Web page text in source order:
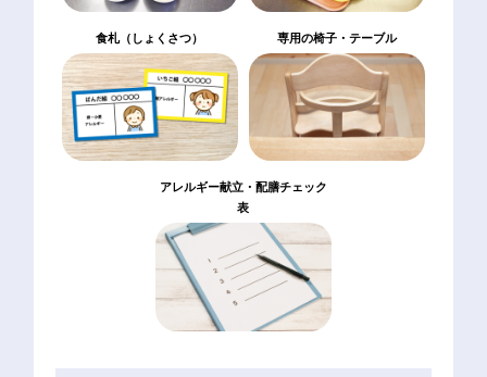
食札（しょくさつ） 専用の椅子・テーブル
アレルギー献立・配膳チェック
表